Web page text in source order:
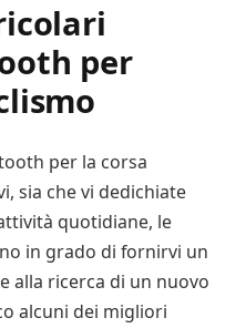
per
per la corsa
sia che vi dedichiate
quotidiane, le
in grado di fornirvi un
alla ricerca di un nuovo
alcuni dei migliori